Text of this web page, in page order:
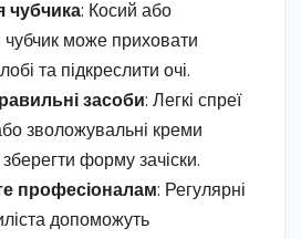
чубчика: Косий або
може приховати
та підкреслити очі.
засоби: Легкі спреї
зволожувальні креми
форму зачіски.
професіоналам: Регулярні
допоможуть